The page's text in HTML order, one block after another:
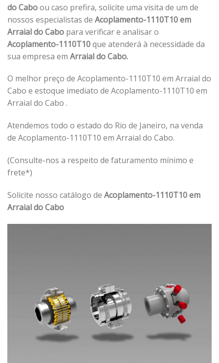
do Caboou caso prefira, solicite uma visita de um de
nossos especialistas de Acoplamento-1110T10 em
Arraial do Cabo para verificar e analisar o
Acoplamento-1110T10que atenderá à necessidade da
sua empresa em Arraial do Cabo.
O melhor preço de Acoplamento-1110T10 em Arraial do
Cabo e estoque imediato de Acoplamento-1110T10 em
Arraial do Cabo .
Atendemos todo o estado do Rio de Janeiro, na venda
de Acoplamento-1110T10 em Arraial do Cabo.
(Consulte-nos a respeito de faturamento mínimo e
frete*)
Solicite nosso catálogo de Acoplamento-1110T10 em
Arraial do Cabo